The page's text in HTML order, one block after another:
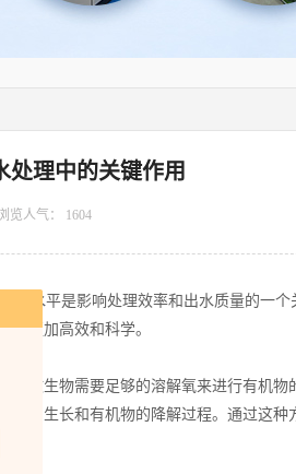
处理中的关键作用
览人气： 1604
水平是影响处理效率和出水质量的一个
程更加高效和科学。
微生物需要足够的溶解氧来进行有机物
的生长和有机物的降解过程。通过这种